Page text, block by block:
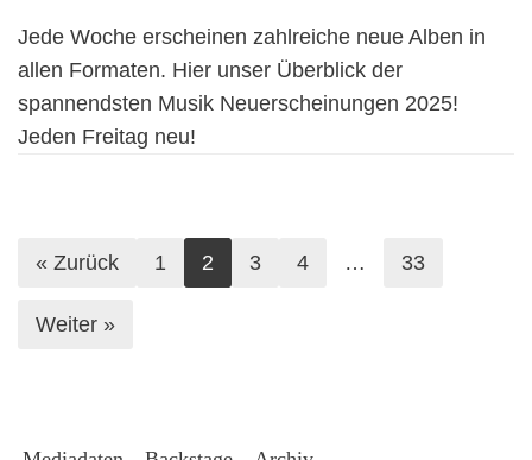
Jede Woche erscheinen zahlreiche neue Alben in
allen Formaten. Hier unser Überblick der
spannendsten Musik Neuerscheinungen 2025!
Jeden Freitag neu!
« Zurück 1 2 3 4 … 33
Weiter »